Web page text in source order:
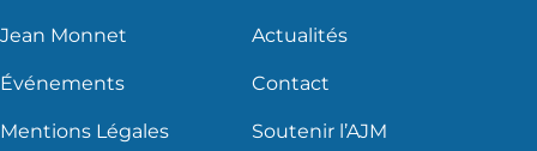
Jean Monnet Actualités
Événements Contact
Mentions Légales Soutenir l’AJM